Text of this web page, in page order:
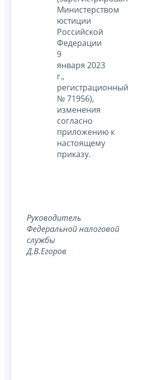
Министерством
юстиции
Российской
Федерации
9
января 2023
г.,
регистрационный
№ 71956),
изменения
согласно
приложению к
настоящему
приказу.
Руководитель
Федеральнойналоговой
службы
Д.В.Егоров